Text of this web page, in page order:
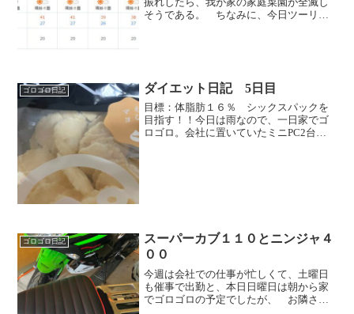
そうである。 ちなみに、今日ツーリン
ゴロゴロ日記 ダイエット日記 5日目
目標：体脂肪１６％ シックスパックを
目指す！！今日は雨なので、一日家でゴ
ロゴロ。会社に置いていたミニPC2台を
ゴロゴロ日記
スーパーカブ１１０とニンジャ４
００
今週は会社での仕事が忙しくて、土曜日
も催事で出勤と、本日日曜日は朝から家
でゴロゴロの予定でしたが、 お隣さん